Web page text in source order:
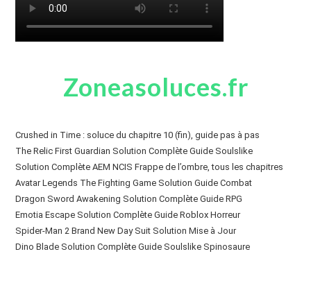
Zoneasoluces.fr
Crushed in Time : soluce du chapitre 10 (fin), guide pas à pas
The Relic First Guardian Solution Complète Guide Soulslike
Solution Complète AEM NCIS Frappe de l’ombre, tous les chapitres
Avatar Legends The Fighting Game Solution Guide Combat
Dragon Sword Awakening Solution Complète Guide RPG
Emotia Escape Solution Complète Guide Roblox Horreur
Spider-Man 2 Brand New Day Suit Solution Mise à Jour
Dino Blade Solution Complète Guide Soulslike Spinosaure